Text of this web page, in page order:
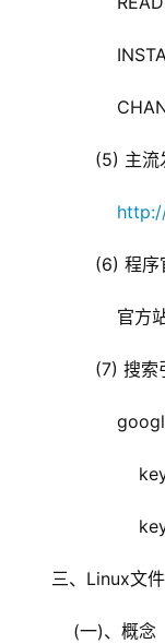
INSTALL:
(5) 主流发
(6) 程序官
官方站点
(7) 搜索
keyword
三、Linux文
(一)、概念